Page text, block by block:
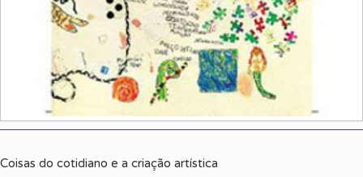
Coisas do cotidiano e a criação artística